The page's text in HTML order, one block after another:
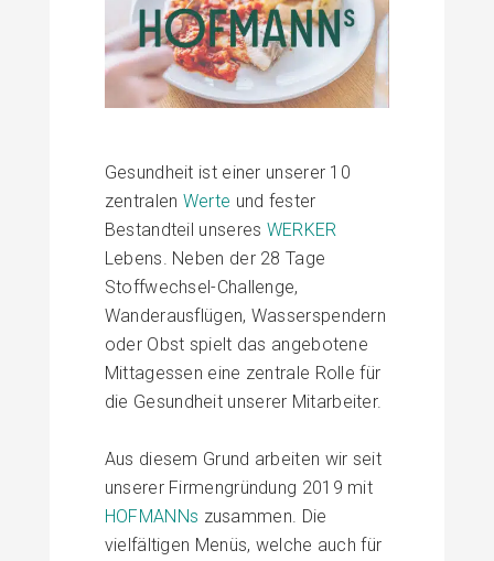
Gesundheit ist einer unserer 10
zentralen Werte und fester
Bestandteil unseres WERKER
Lebens. Neben der 28 Tage
Stoffwechsel-Challenge,
Wanderausflügen, Wasserspendern
oder Obst spielt das angebotene
Mittagessen eine zentrale Rolle für
die Gesundheit unserer Mitarbeiter.
Aus diesem Grund arbeiten wir seit
unserer Firmengründung 2019 mit
HOFMANNs zusammen. Die
vielfältigen Menüs, welche auch für